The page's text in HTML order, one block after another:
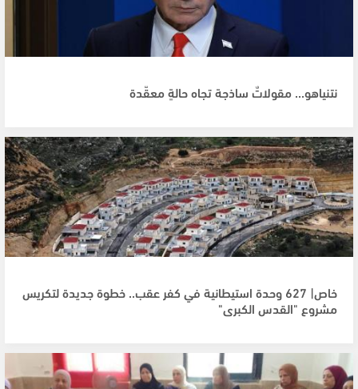
نتنياهو... مقولاتٌ ساذجة تجاه حالةٍ معقّدة
خاص| 627 وحدة استيطانية في كفر عقب.. خطوة جديدة لتكريس
مشروع "القدس الكبرى"